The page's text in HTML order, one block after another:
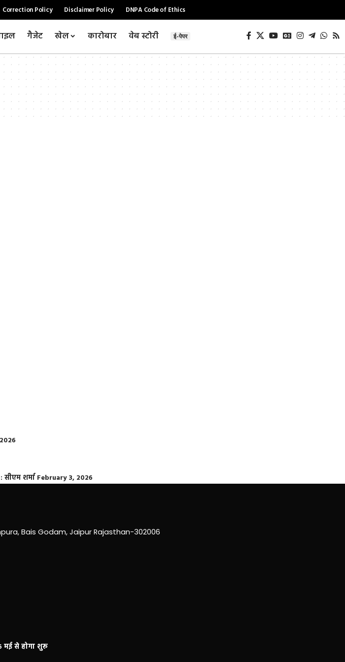
Correction Policy Disclaimer Policy DNPA Code of Ethics
गैजेट खेल कारोबार वेब स्टोरी ई-पेपर
सीएम शर्मा February 3, 2026
Bais Godam, Jaipur Rajasthan-302006
मई से होगा शुरू